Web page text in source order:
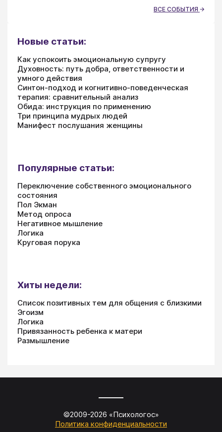
ВСЕ СОБЫТИЯ
Новые статьи:
Как успокоить эмоциональную супругу
Духовность: путь добра, ответственности и
умного действия
Синтон-подход и когнитивно-поведенческая
терапия: сравнительный анализ
Обида: инструкция по применению
Три принципа мудрых людей
Манифест послушания женщины
Популярные статьи:
Переключение собственного эмоционального
состояния
Пол Экман
Метод опроса
Негативное мышление
Логика
Круговая порука
Хиты недели:
Список позитивных тем для общения с близкими
Эгоизм
Логика
Привязанность ребенка к матери
Размышление
©2009-2026 «Психологос»
Политика конфиденциальности